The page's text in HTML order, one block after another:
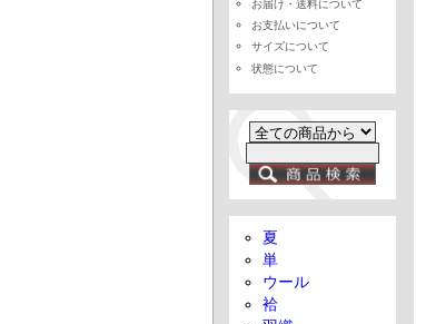
お届け・送料について
お支払いについて
サイズについて
状態について
夏
単
ウール
袷